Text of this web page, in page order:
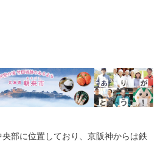
部に位置しており、京阪神からは鉄